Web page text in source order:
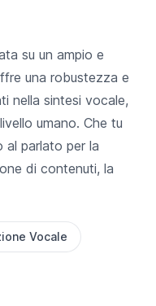
su un ampio e
una robustezza e
nella sintesi vocale,
umano. Che tu
parlato per la
di contenuti, la
Vocale